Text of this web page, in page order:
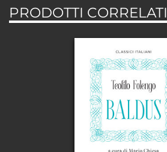
PRODOTTI CORRELATI